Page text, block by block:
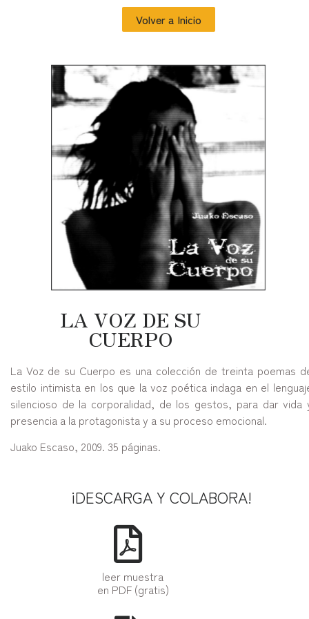
Volver a Inicio
LA VOZ DE SU
CUERPO
La Voz de su Cuerpo es una colección de treinta poemas
estilo intimista en los que la voz poética indaga en el
silencioso de la corporalidad, de los gestos, para dar vida
presencia a la protagonista y a su proceso emocional.
Juako Escaso, 2009. 35 páginas.
¡DESCARGA Y COLABORA!
leer muestra
en PDF (gratis)